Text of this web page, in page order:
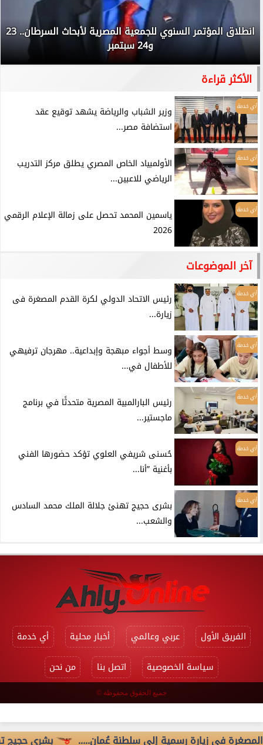
بشرى حجيج تهنئ فى زيارة رسمية إلى سلطنة عُمان.....
انطلاق المؤتمر السنوي للجمعية المصرية لأبحاث السرطان.. 23
و24 سبتمبر
الأكثر قراءة
أي خدمة
وزير الشباب والرياضة يشهد توقيع عقد
استضافة مصر...
أي خدمة
الأولمبياد الخاص المصري يطلق مركز التدريب
الرياضي للاعبين...
أي خدمة
ياسمين المحمد تحصل على زمالة الإعلام الرقمي
2026
آخر الموضوعات
أي خدمة
رئيس الاتحاد الدولي لكرة القدم المصغرة فى
زيارة...
أي خدمة
وسط أجواء مبهجة وإبداعية.. مهرجان ترفيهي
للأطفال في...
أي خدمة
رئيس البارالمبية المصرية متحدثًا في برنامج
ماجستير...
أي خدمة
حُسنى شريفي العلوي تؤكد حضورها الفني
بأغنية ”أنا...
أي خدمة
بشرى حجيج تهنئ جلالة الملك محمد السادس
والشعب...
الفريق الأول عربي وعالمي أخبار محلية
أي خدمة
سياسة الخصوصية
اتصل بنا من نحن
جميع الحقوق محفوظة ©